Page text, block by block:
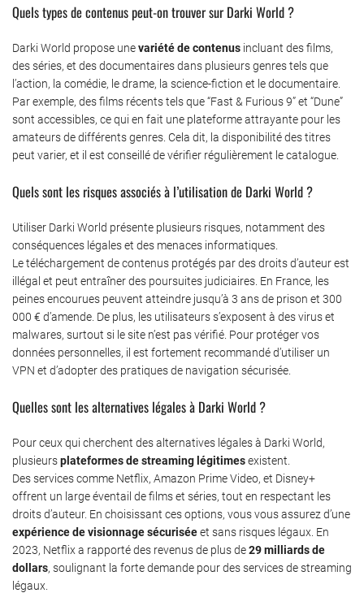
Quels types de contenus peut-on trouver sur Darki World ?
Darki World propose unevariété de contenus incluant des films,
des séries, et des documentaires dans plusieurs genres tels que
l’action, la comédie, le drame, la science-fiction et le documentaire.
Par exemple, des films récents tels que “Fast & Furious 9” et “Dune”
sont accessibles, ce qui en fait une plateforme attrayante pour les
amateurs de différents genres. Cela dit, la disponibilité des titres
peut varier, et il est conseillé de vérifier régulièrement le catalogue.
Quels sont les risques associés à l’utilisation de Darki World ?
Utiliser Darki World présente plusieurs risques, notamment des
conséquences légales et des menaces informatiques.
Le téléchargement de contenus protégés par des droits d’auteur est
illégal et peut entraîner des poursuites judiciaires. En France, les
peines encourues peuvent atteindre jusqu’à 3 ans de prison et 300
000 € d’amende. De plus, les utilisateurs s’exposent à des virus et
malwares, surtout si le site n’est pas vérifié. Pour protéger vos
données personnelles, il est fortement recommandé d’utiliser un
VPN et d’adopter des pratiques de navigation sécurisée.
Quelles sont les alternatives légales à Darki World ?
Pour ceux qui cherchent des alternatives légales à Darki World,
plusieursplateformes de streaming légitimesexistent.
Des services comme Netflix, Amazon Prime Video, et Disney+
offrent un large éventail de films et séries, tout en respectant les
droits d’auteur. En choisissant ces options, vous vous assurez d’une
expérience de visionnage sécuriséeet sans risques légaux. En
2023, Netflix a rapporté des revenus de plus de29 milliards de
dollars, soulignant la forte demande pour des services de streaming
légaux.